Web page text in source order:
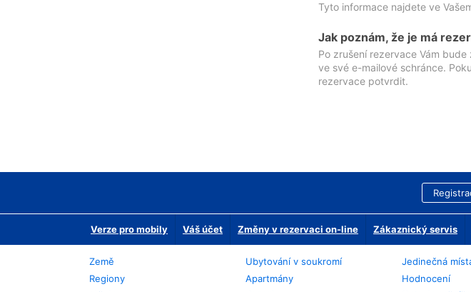
Tyto informace najdete ve
Jak poznám, že je má
Po zrušení rezervace Vám
ve své e-mailové schránce.
rezervace potvrdit.
Verze pro mobily Váš účet Změny v rezervaci on-line Zákaznický servis
Země
Regiony
Ubytování v soukromí
Apartmány
Jedinečná
Hodnocení